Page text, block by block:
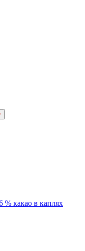
% какао в каплях